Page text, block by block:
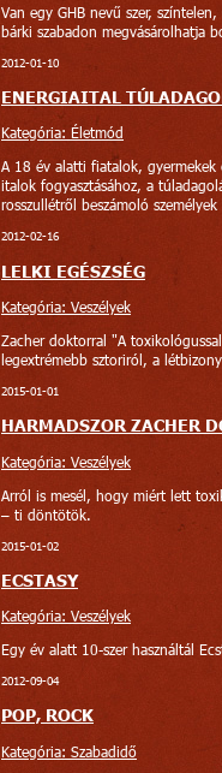
Van egy GHB nevű szer,
bárki szabadon megvásárolhatja
2012-01-10
ENERGIAITAL
Kategória: Életmód
A 18 év alatti fiatalok,
italok fogyasztásához, a
rosszullétről beszámoló
2012-02-16
LELKI EGÉSZSÉG
Kategória: Veszélyek
Zacher doktorral "A
legextrémebb sztoriról, a
2015-01-01
HARMADSZOR ZACHER
Kategória: Veszélyek
Arról is mesél, hogy miért lett
– ti döntötök.
2015-01-02
ECSTASY
Kategória: Veszélyek
Egy év alatt 10-szer használtál
2012-09-04
POP, ROCK
Kategória: Szabadidő